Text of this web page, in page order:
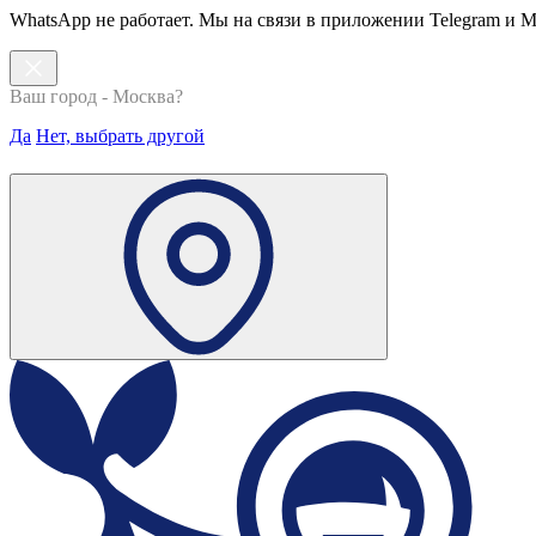
WhatsApp не работает. Мы на связи в приложении Telegram и
Ваш город - Москва?
Да Нет, выбрать другой